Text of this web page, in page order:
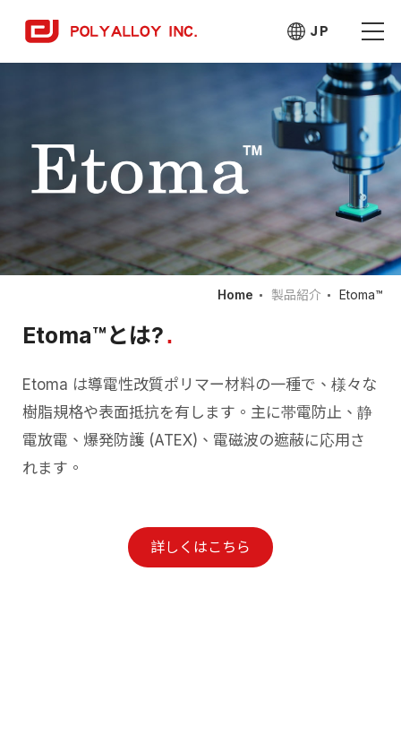
JP
Home 製品紹介 Etoma™
Etoma™とは?
Etoma は導電性改質ポリマー材料の一種で、様々な
樹脂規格や表面抵抗を有します。主に帯電防止、静
電放電、爆発防護 (ATEX)、電磁波の遮蔽に応用さ
れます。
詳しくはこちら